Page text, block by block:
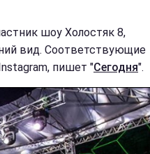
шоу Холостяк 8,
вид. Соответствующие
пишет "Сегодня".